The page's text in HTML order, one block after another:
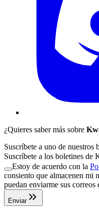
¿Quieres saber más sobre
Suscríbete a uno de nuestros
Suscríbete a los boletines de
Estoy de acuerdo con la
consiento que almacenen mi
puedan enviarme sus
Enviar